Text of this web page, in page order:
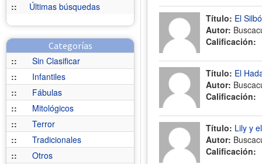
::
Últimas búsquedas
Categorías
::
Sin Clasificar
::
Infantiles
::
Fábulas
::
Mitológicos
::
Terror
::
Tradicionales
::
Otros
Título: El
Autor:
Calificación:
Título: El
Autor:
Calificación:
Título: Lily y
Autor:
Calificación: